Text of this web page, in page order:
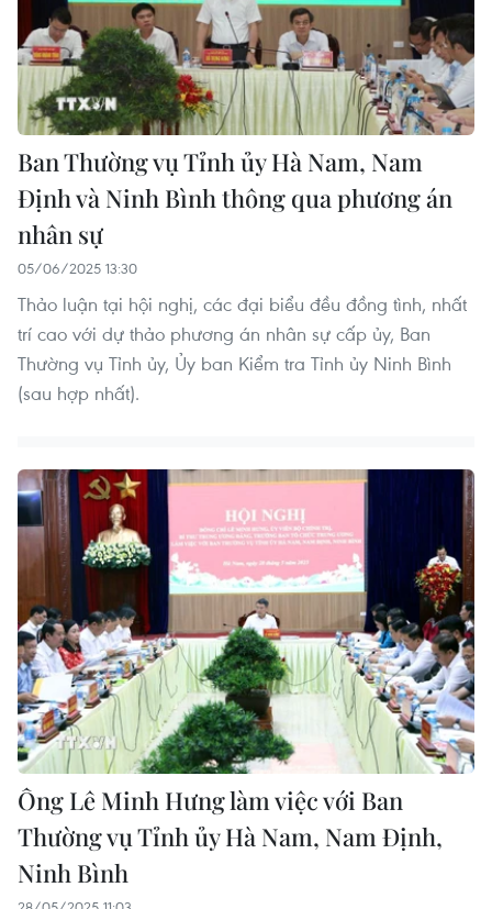
Ban Thường vụ Tỉnh ủy Hà Nam, Nam
Định và Ninh Bình thông qua phương án
nhân sự
05/06/2025 13:30
Thảo luận tại hội nghị, các đại biểu đều đồng tình, nhất
trí cao với dự thảo phương án nhân sự cấp ủy, Ban
Thường vụ Tỉnh ủy, Ủy ban Kiểm tra Tỉnh ủy Ninh Bình
(sau hợp nhất).
Ông Lê Minh Hưng làm việc với Ban
Thường vụ Tỉnh ủy Hà Nam, Nam Định,
Ninh Bình